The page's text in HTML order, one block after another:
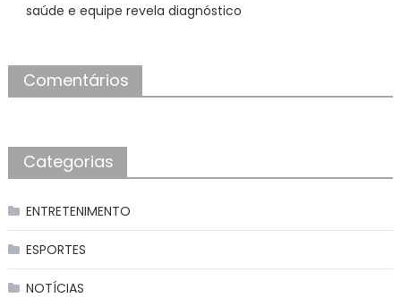
saúde e equipe revela diagnóstico
Comentários
Categorias
ENTRETENIMENTO
ESPORTES
NOTÍCIAS